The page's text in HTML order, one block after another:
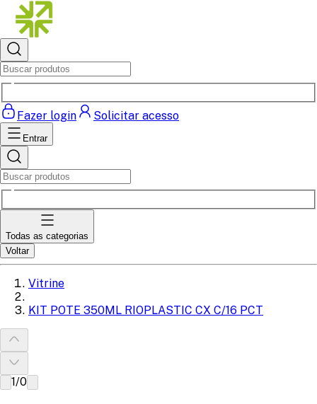
Fazer login Solicitar acesso
Entrar
Todas as categorias
Voltar
Vitrine
KIT POTE 350ML RIOPLASTIC CX C/16 PCT
1/0